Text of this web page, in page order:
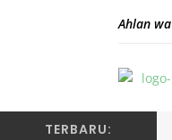
Ahlan
TERBARU: